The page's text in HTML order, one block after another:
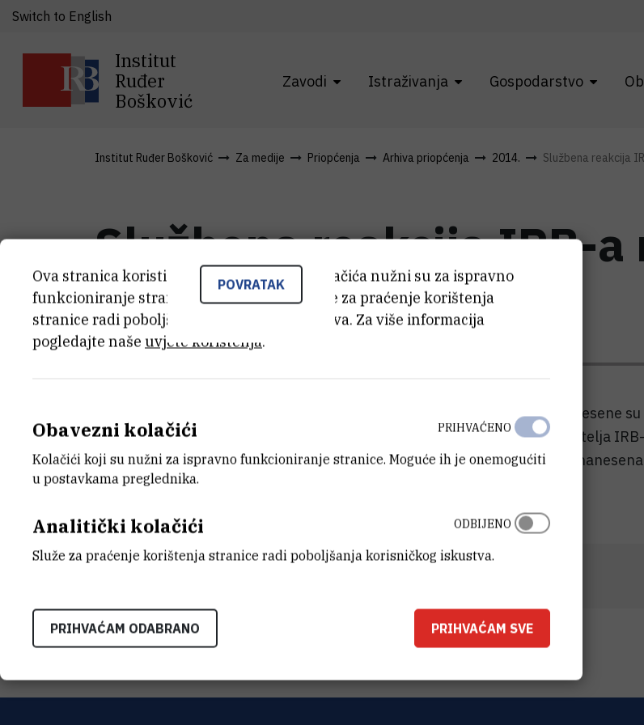
Institut
Ruđer
Bošković
Zavodi Istraživanja Gospodarstvo
Switch to English
Institut Ruđer Bošković Za medije Priopćenja Arhiva priopćenja 2014. Službena reakcija
Službena reakcija IRB-a
napise
U razdoblju od 14. do 15. siječnja 2014. godine u medijskom prostoru iznesene su
određene informacije vezane uz navodni sadržaj službenog dopisa ravnatelja
Državnom odvjetništvu Republike Hrvatske (DORH) čime je neposredno
ugledu Instituta Ruđer Bošković (IRB).
POVRATAK
Ova stranica koristi kolačiće. Neki od tih kolačića nužni su za ispravno
funkcioniranje stranice, dok se drugi koriste za praćenje korištenja
stranice radi poboljšanja korisničkog iskustva. Za više informacija
pogledajte naše uvjete korištenja.
Obavezni kolačići
Kolačići koji su nužni za ispravno funkcioniranje stranice. Moguće ih je onemogućiti
u postavkama preglednika.
PRIHVAĆENO
Analitički kolačići
Služe za praćenje korištenja stranice radi poboljšanja korisničkog iskustva.
ODBIJENO
PRIHVAĆAM ODABRANO PRIHVAĆAM SVE